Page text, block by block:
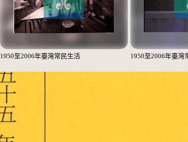
1950至2006年臺灣常民生活 1950至2006年臺灣